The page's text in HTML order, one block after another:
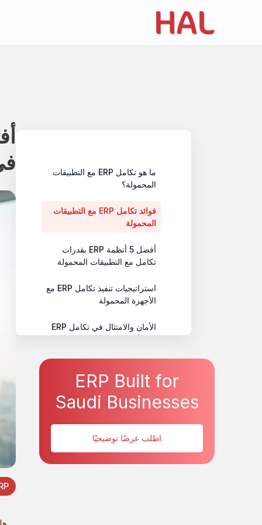
ما هو تكامل ERP مع التطبيقات
المحمولة؟
فوائد تكامل ERP مع التطبيقات
المحمولة
أفضل 5 أنظمة ERP بقدرات
تكامل مع التطبيقات المحمولة
استراتيجيات تنفيذ تكامل ERP مع
الأجهزة المحمولة
الأمان والامتثال في تكامل ERP
ERP Built for
Saudi Businesses
اطلب عرضًا توضيحيًا
في